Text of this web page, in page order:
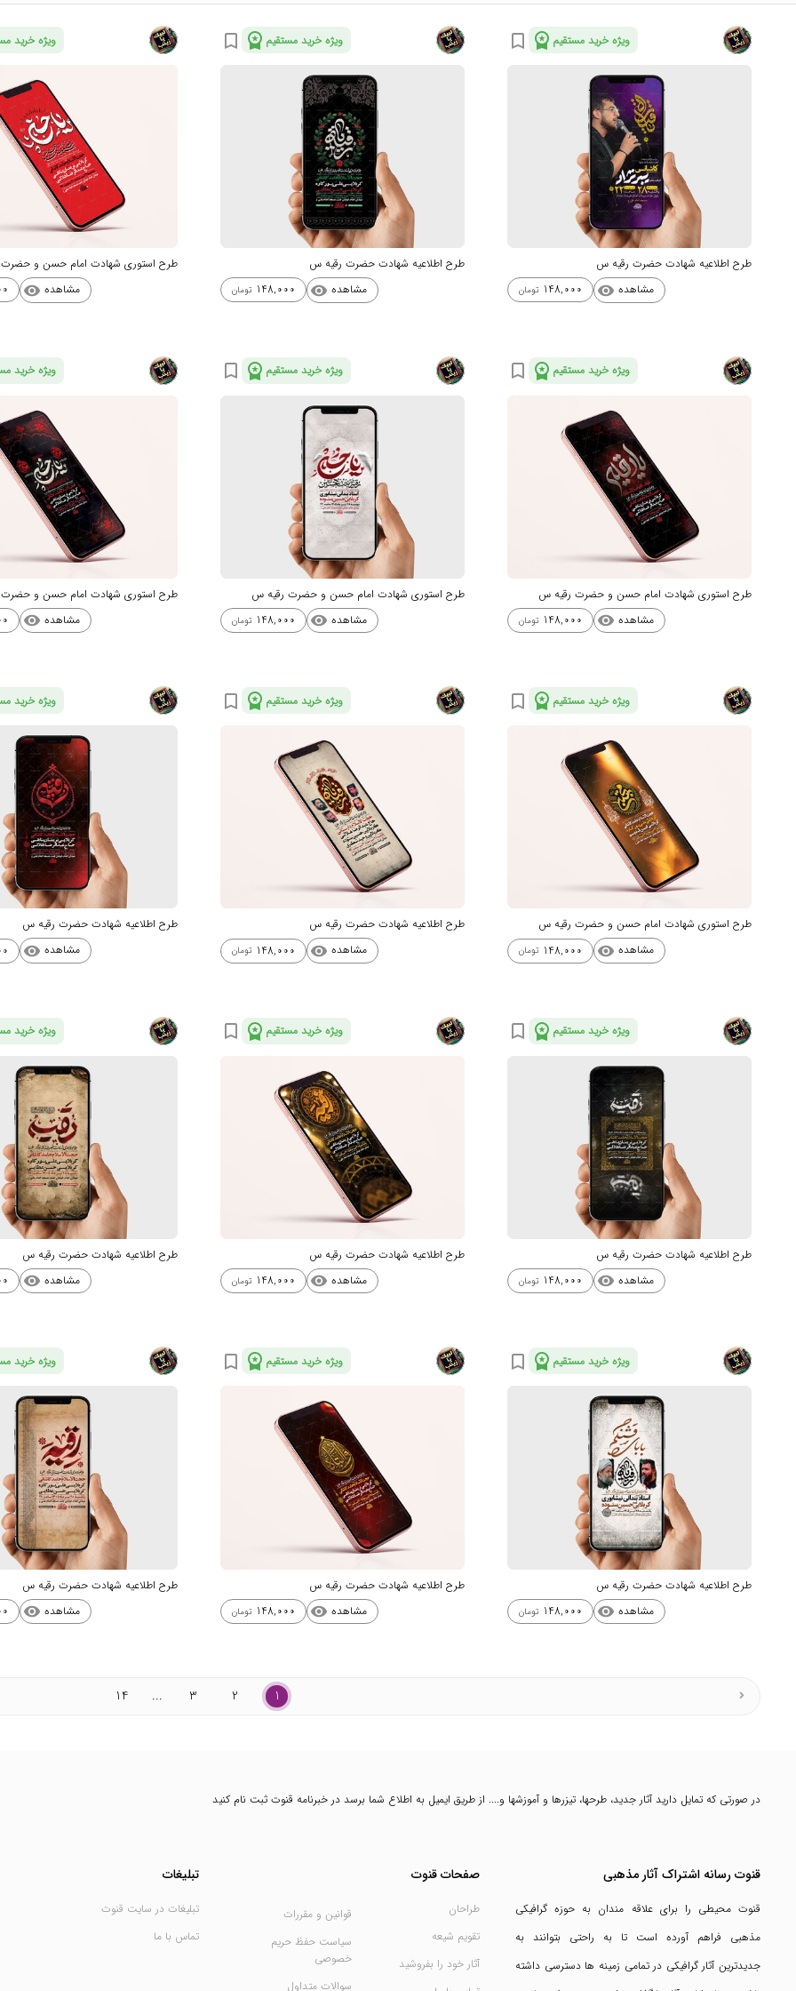
ویژه خرید مستقیم workspace_premium
bookmark_border
طرح اطلاعیه شهادت حضرت رقیه س
مشاهده visibility
148,000 تومان
ویژه خرید مستقیم workspace_premium
bookmark_border
طرح اطلاعیه شهادت حضرت رقیه س
مشاهده visibility
148,000 تومان
ویژه خرید
طرح استوری شهادت امام حسن و
مشاهده visibility
ویژه خرید مستقیم workspace_premium
bookmark_border
طرح استوری شهادت امام حسن و حضرت رقیه س
مشاهده visibility
148,000 تومان
ویژه خرید مستقیم workspace_premium
bookmark_border
طرح استوری شهادت امام حسن و حضرت رقیه س
مشاهده visibility
148,000 تومان
ویژه خرید
طرح استوری شهادت امام حسن و
مشاهده visibility
ویژه خرید مستقیم workspace_premium
bookmark_border
طرح استوری شهادت امام حسن و حضرت رقیه س
مشاهده visibility
148,000 تومان
ویژه خرید مستقیم workspace_premium
bookmark_border
طرح اطلاعیه شهادت حضرت رقیه س
مشاهده visibility
148,000 تومان
ویژه خرید
طرح اطلاعیه شهادت حضرت رقیه س
مشاهده visibility
ویژه خرید مستقیم workspace_premium
bookmark_border
طرح اطلاعیه شهادت حضرت رقیه س
مشاهده visibility
148,000 تومان
ویژه خرید مستقیم workspace_premium
bookmark_border
طرح اطلاعیه شهادت حضرت رقیه س
مشاهده visibility
148,000 تومان
ویژه خرید
طرح اطلاعیه شهادت حضرت رقیه س
مشاهده visibility
ویژه خرید مستقیم workspace_premium
bookmark_border
طرح اطلاعیه شهادت حضرت رقیه س
مشاهده visibility
148,000 تومان
ویژه خرید مستقیم workspace_premium
bookmark_border
طرح اطلاعیه شهادت حضرت رقیه س
مشاهده visibility
148,000 تومان
ویژه خرید
طرح اطلاعیه شهادت حضرت رقیه س
مشاهده visibility
1
2
3
...
14
در صورتی که تمایل دارید آثار جدید، طرحها، تیزرها و آموزشها و.... از طریق ایمیل به اطلاع شما برسد در خبرنامه قنوت ثبت نام کنید
قنوت رسانه اشتراک آثار مذهبی
قنوت محیطی را برای علاقه مندان به حوزه گرافیکی
مذهبی فراهم آورده است تا به راحتی بتوانند به
جدیدترین آثار گرافیکی در تمامی زمینه ها دسترسی داشته
صفحات قنوت
طراحان
تقویم شیعه
آثار خود را بفروشید
قوانین و مقررات
سیاست حفظ حریم
خصوصی
سوالات متداول
تبلیغات
تبلیغات در سایت قنوت
تماس با ما